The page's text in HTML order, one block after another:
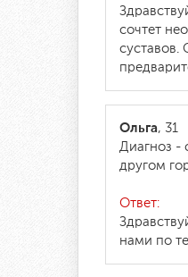
сочтет
суставов.
Ольга, 31
Диагноз -
другом
Ответ:
нами по